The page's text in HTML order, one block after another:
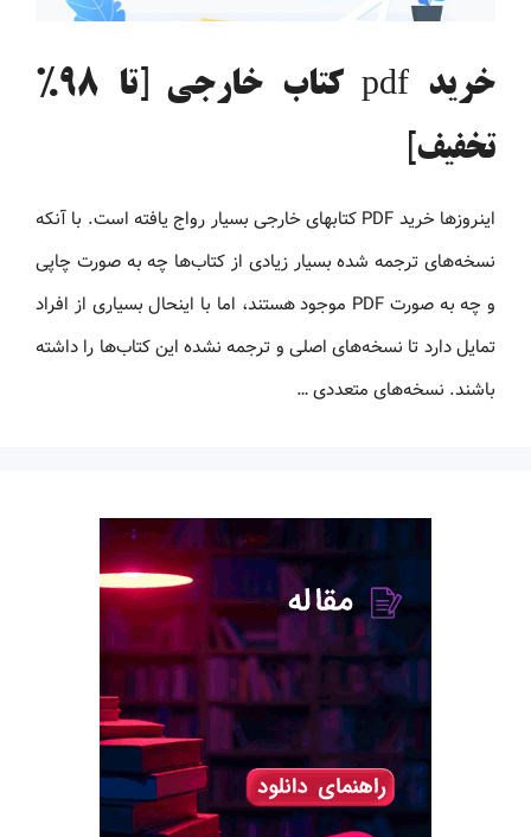
خرید pdf کتاب خارجی [تا 98%
تخفیف]
اینروزها خرید PDF کتاب‎های خارجی بسیار رواج یافته است. با آنکه
نسخه‌های ترجمه شده بسیار زیادی از کتاب‌ها چه به صورت چاپی
و چه به صورت PDF موجود هستند، اما با اینحال بسیاری از افراد
تمایل دارد تا نسخه‌های اصلی و ترجمه نشده این کتاب‌ها را داشته
باشند. نسخه‌های متعددی …